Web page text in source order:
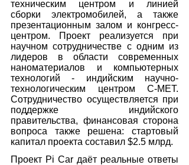
техническим центром и линией
сборки электромобилей, а также
презентационным залом и конгресс-
центром. Проект реализуется при
научном сотрудничестве с одним из
лидеров в области современных
наноматериалов и компьютерных
технологий - индийским научно-
технологическим центром C-MET.
Сотрудничество осуществляется при
поддержке индийского
правительства, финансовая сторона
вопроса также решена: стартовый
капитал проекта составил $2.5 млрд.
Проект Pi Car даёт реальные ответы